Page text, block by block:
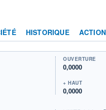
HISTORIQUE
OUVERTURE
0,0000
+ HAUT
0,0000